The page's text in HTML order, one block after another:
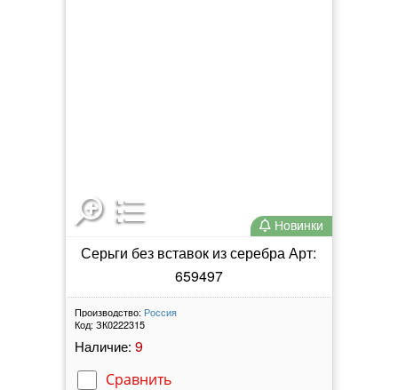
Новинки
Серьги без вставок из серебра Арт:
659497
Производство: Россия
Код: ЗК0222315
Наличие: 9
Сравнить